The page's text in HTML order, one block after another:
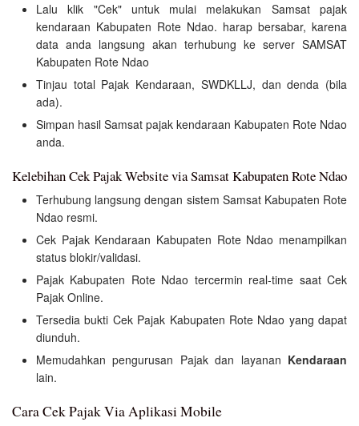
Lalu klik "Cek" untuk mulai melakukan Samsat pajak
kendaraan Kabupaten Rote Ndao. harap bersabar, karena
data anda langsung akan terhubung ke server SAMSAT
Kabupaten Rote Ndao
Tinjau total Pajak Kendaraan, SWDKLLJ, dan denda (bila
ada).
Simpan hasil Samsat pajak kendaraan Kabupaten Rote Ndao
anda.
Kelebihan Cek Pajak Website via Samsat Kabupaten Rote Ndao
Terhubung langsung dengan sistem Samsat Kabupaten Rote
Ndao resmi.
Cek Pajak Kendaraan Kabupaten Rote Ndao menampilkan
status blokir/validasi.
Pajak Kabupaten Rote Ndao tercermin real-time saat Cek
Pajak Online.
Tersedia bukti Cek Pajak Kabupaten Rote Ndao yang dapat
diunduh.
Memudahkan pengurusan Pajak dan layanan Kendaraan
lain.
Cara Cek Pajak Via Aplikasi Mobile